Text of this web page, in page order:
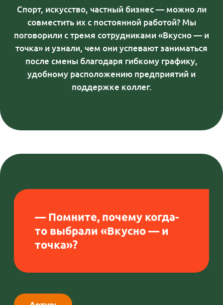
Политехнического университета,
искал работу и просто увидел
объявление на билборде. А знакомые
подсказали, что в сети гибкий график,
учебу. Выбрал предприятие у метро
«Академическая» — это рядом и с
вузом, и с общежитием. На третьем
курсе я попал в баскетбольную
сборную «Черные Медведи —
потренироваться. Потом возвращался